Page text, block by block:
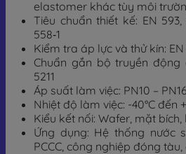
elastomer khác tùy môi
Tiêu chuẩn thiết kế: EN 593,
558‑1
Kiểm tra áp lực và thử kín: EN
Chuẩn gắn bộ truyền động
5211
Áp suất làm việc: PN10 – PN16
Nhiệt độ làm việc: -40°C đến
Kiểu kết nối: Wafer, mặt bích,
Ứng dụng: Hệ thống nước
PCCC, công nghiệp đóng